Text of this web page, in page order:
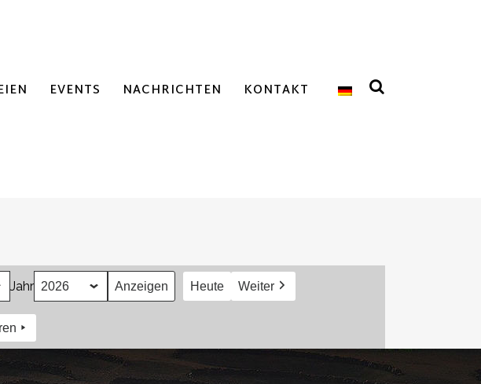
EVENTS NACHRICHTEN KONTAKT
Jahr Heute Weiter